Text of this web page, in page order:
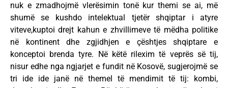
nuk e zmadhojmë vlerësimin tonë kur themi se ai, më
shumë se kushdo intelektual tjetër shqiptar i atyre
viteve,kuptoi drejt kahun e zhvillimeve të mëdha politike
në kontinent dhe zgjidhjen e çështjes shqiptare e
konceptoi brenda tyre. Në këtë rilexim të veprës së tij,
nisur edhe nga ngjarjet e fundit në Kosovë, sugjerojmë se
tri ide ide janë në themel të mendimit të tij: kombi,